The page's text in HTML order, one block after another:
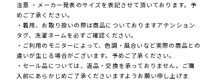
注意 ・メーカー発表のサイズを表記させて頂いております。予
めご了承ください。
・着用、お取り扱いの際は商品についておりますアテンション
タグ、洗濯ネームを必ずご確認ください。
・ご利用のモニターによって、色調・風合いなど実際の商品との
違いが生じる場合がございます。予めご了承ください。
・セール品については、返品・交換を承っておりません。ご購
入前にあらかじめご了承くださいますようお願い申し上げま